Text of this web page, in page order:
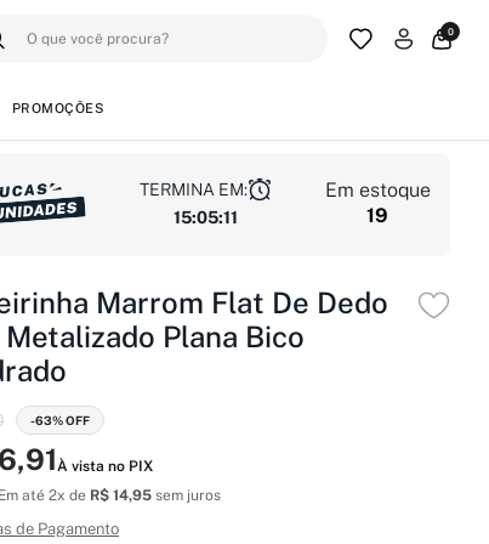
0
PROMOÇÕES
TERMINA EM:
15:05:10
Em estoque
19
Marrom Flat De Dedo
Metalizado Plana Bico
-63% OFF
À vista no PIX
Em até 2x de R$ 14,95sem juros
de Pagamento